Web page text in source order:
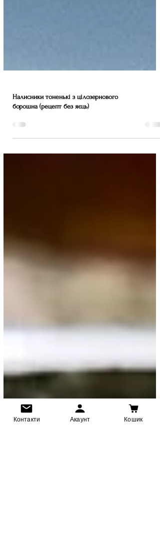
Налисники тоненькі з цілозернового
Контакти Акаунт Кошик